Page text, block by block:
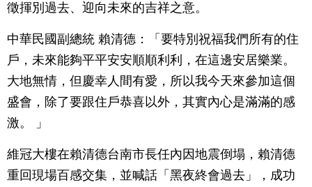
徵揮別過去、迎向未來的吉祥之意。
中華民國副總統 賴清德：「要特別祝福我們所有的住
戶，未來能夠平平安安順順利利，在這邊安居樂業。
大地無情，但慶幸人間有愛，所以我今天來參加這個
盛會，除了要跟住戶恭喜以外，其實內心是滿滿的感
激。 」
維冠大樓在賴清德台南市長任內因地震倒塌，賴清德
重回現場百感交集，並喊話「黑夜終會過去」，成功